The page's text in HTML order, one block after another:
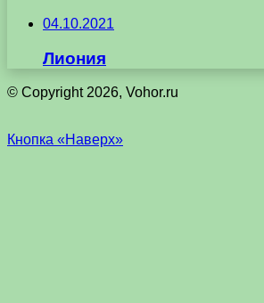
04.10.2021
Лиония
© Copyright 2026, Vohor.ru
Кнопка «Наверх»